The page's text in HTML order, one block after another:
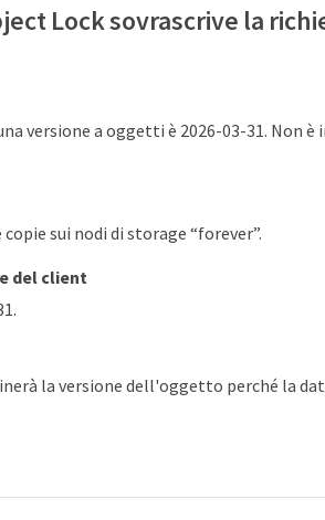
Lock sovrascrive la
versione a oggetti è 2026-03-31. Non è
sui nodi di storage “forever”.
del client
la versione dell'oggetto perché la